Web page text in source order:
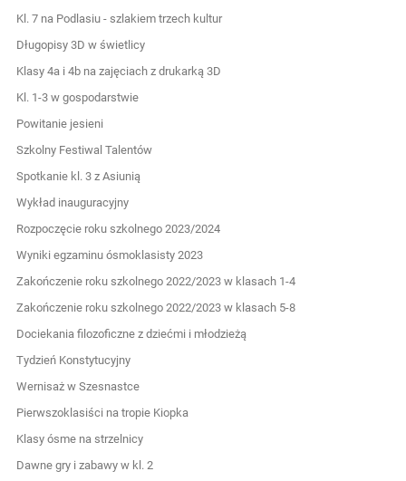
Kl. 7 na Podlasiu - szlakiem trzech kultur
Długopisy 3D w świetlicy
Klasy 4a i 4b na zajęciach z drukarką 3D
Kl. 1-3 w gospodarstwie
Powitanie jesieni
Szkolny Festiwal Talentów
Spotkanie kl. 3 z Asiunią
Wykład inauguracyjny
Rozpoczęcie roku szkolnego 2023/2024
Wyniki egzaminu ósmoklasisty 2023
Zakończenie roku szkolnego 2022/2023 w klasach 1-4
Zakończenie roku szkolnego 2022/2023 w klasach 5-8
Dociekania filozoficzne z dziećmi i młodzieżą
Tydzień Konstytucyjny
Wernisaż w Szesnastce
Pierwszoklasiści na tropie Kiopka
Klasy ósme na strzelnicy
Dawne gry i zabawy w kl. 2